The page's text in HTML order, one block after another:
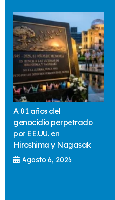
A 81 años del
genocidio perpetrado
por EE.UU. en
Hiroshima y Nagasaki
Agosto 6, 2026